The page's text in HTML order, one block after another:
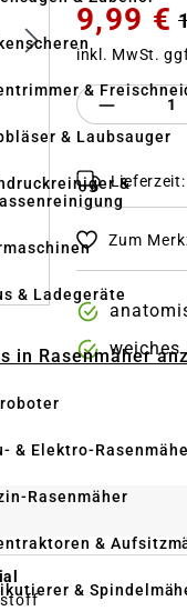
&
& Laubsauger
&
& Ladegeräte
in Rasenmäher
& Elektro-
Rasenmäher
&
&
9,99 €
inkl. MwSt.
Produkt
Lieferzeit:
Zum
weiches